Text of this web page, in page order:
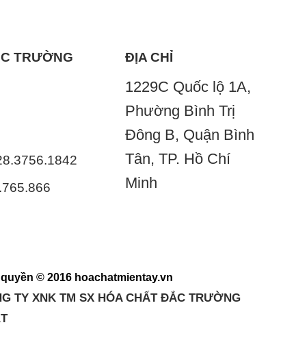
TRƯỜNG
ĐỊA CHỈ
1229C Quốc lộ 1A,
Phường Bình Trị
Đông B, Quận Bình
Tân, TP. Hồ Chí
Minh
© 2016 hoachatmientay.vn
TY XNK TM SX HÓA CHẤT ĐẮC TRƯỜNG